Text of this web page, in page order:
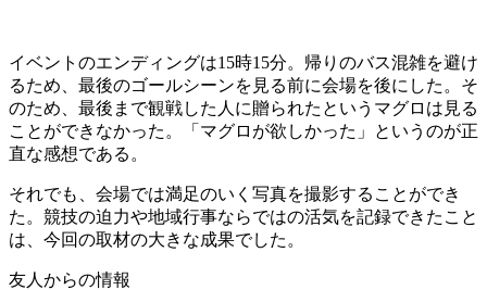
イベントのエンディングは15時15分。帰りのバス混雑を避け
るため、最後のゴールシーンを見る前に会場を後にした。そ
のため、最後まで観戦した人に贈られたというマグロは見る
ことができなかった。「マグロが欲しかった」というのが正
直な感想である。
それでも、会場では満足のいく写真を撮影することができ
た。競技の迫力や地域行事ならではの活気を記録できたこと
は、今回の取材の大きな成果でした。
友人からの情報